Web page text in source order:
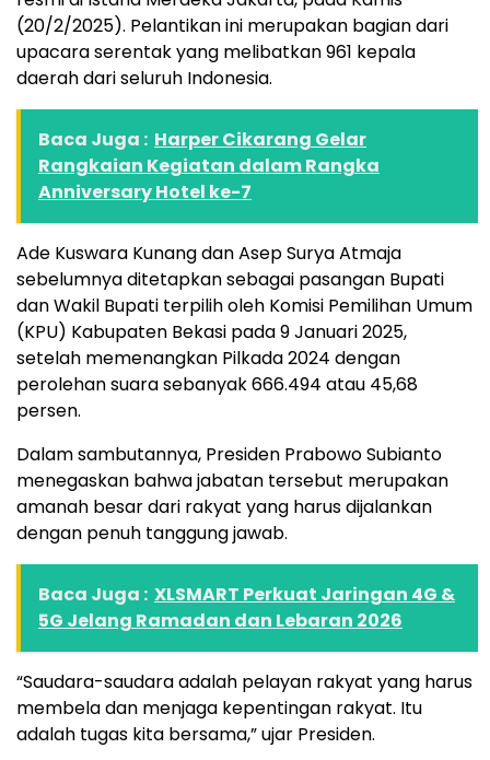
(20/2/2025). Pelantikan ini merupakan bagian dari
upacara serentak yang melibatkan 961 kepala
daerah dari seluruh Indonesia.
Baca Juga : Harper Cikarang Gelar
Rangkaian Kegiatan dalam Rangka
Anniversary Hotel ke-7
Ade Kuswara Kunang dan Asep Surya Atmaja
sebelumnya ditetapkan sebagai pasangan Bupati
dan Wakil Bupati terpilih oleh Komisi Pemilihan Umum
(KPU) Kabupaten Bekasi pada 9 Januari 2025,
setelah memenangkan Pilkada 2024 dengan
perolehan suara sebanyak 666.494 atau 45,68
persen.
Dalam sambutannya, Presiden Prabowo Subianto
menegaskan bahwa jabatan tersebut merupakan
amanah besar dari rakyat yang harus dijalankan
dengan penuh tanggung jawab.
Baca Juga : XLSMART Perkuat Jaringan 4G &
5G Jelang Ramadan dan Lebaran 2026
“Saudara-saudara adalah pelayan rakyat yang harus
membela dan menjaga kepentingan rakyat. Itu
adalah tugas kita bersama,” ujar Presiden.